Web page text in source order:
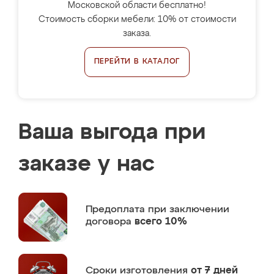
Московской области бесплатно!
Стоимость сборки мебели: 10% от стоимости
заказа.
ПЕРЕЙТИ В КАТАЛОГ
Ваша выгода при
заказе у нас
Предоплата при заключении
договора всего 10%
Сроки изготовления от 7 дней